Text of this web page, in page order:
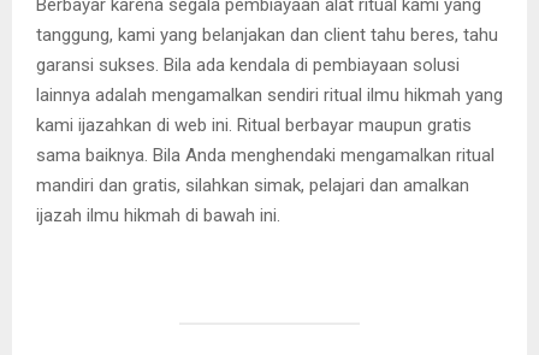
Berbayar karena segala pembiayaan alat ritual kami yang
tanggung, kami yang belanjakan dan client tahu beres, tahu
garansi sukses. Bila ada kendala di pembiayaan solusi
lainnya adalah mengamalkan sendiri ritual ilmu hikmah yang
kami ijazahkan di web ini. Ritual berbayar maupun gratis
sama baiknya. Bila Anda menghendaki mengamalkan ritual
mandiri dan gratis, silahkan simak, pelajari dan amalkan
ijazah ilmu hikmah di bawah ini.